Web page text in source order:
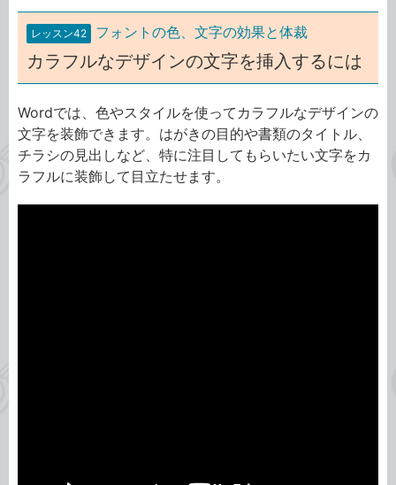
レッスン42 フォントの色、文字の効果と体裁
カラフルなデザインの文字を挿入するには
Wordでは、色やスタイルを使ってカラフルなデザインの
文字を装飾できます。はがきの目的や書類のタイトル、
チラシの見出しなど、特に注目してもらいたい文字をカ
ラフルに装飾して目立たせます。